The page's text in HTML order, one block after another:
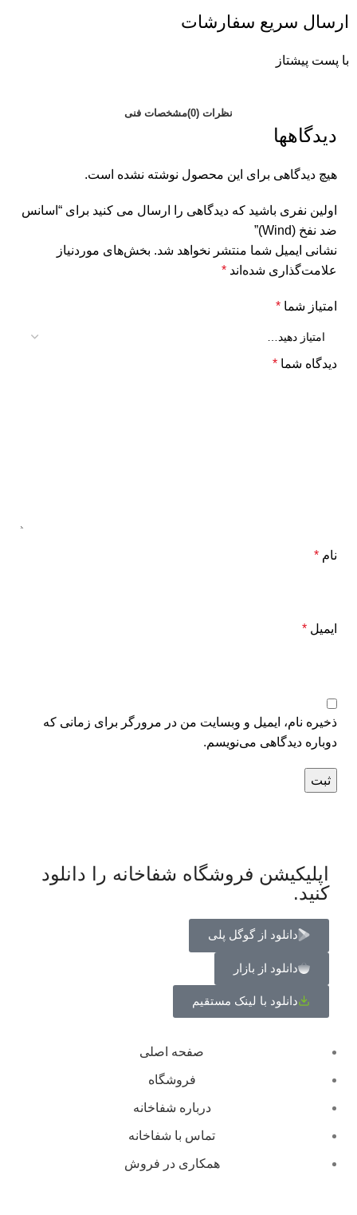
ارسال سریع سفارشات
با پست پیشتاز
نظرات (0) مشخصات فنی
دیدگاهها
هیچ دیدگاهی برای این محصول نوشته نشده است.
اولین نفری باشید که دیدگاهی را ارسال می کنید برای “اسانس
ضد نفخ (Wind)”
نشانی ایمیل شما منتشر نخواهد شد. بخش‌های موردنیاز
علامت‌گذاری شده‌اند *
امتیاز شما *
دیدگاه شما *
نام *
ایمیل *
ذخیره نام، ایمیل و وبسایت من در مرورگر برای زمانی که
دوباره دیدگاهی می‌نویسم.
اپلیکیشن فروشگاه شفاخانه را دانلود
کنید.
دانلود از گوگل پلی
دانلود از بازار
دانلود با لینک مستقیم
صفحه اصلی
فروشگاه
درباره شفاخانه
تماس با شفاخانه
همکاری در فروش